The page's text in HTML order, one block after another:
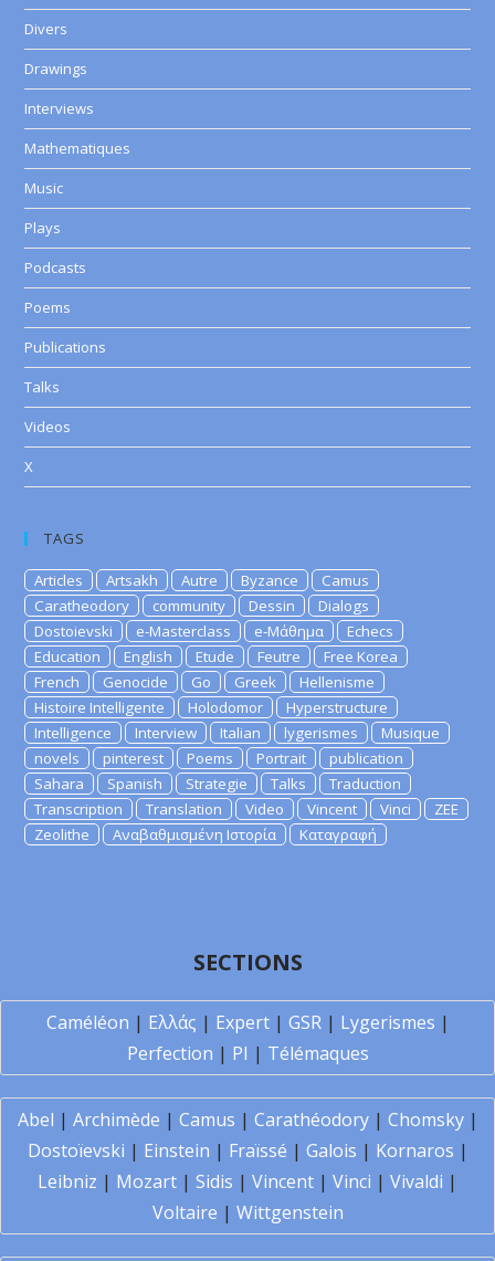
Divers
Drawings
Interviews
Mathematiques
Music
Plays
Podcasts
Poems
Publications
Talks
Videos
X
TAGS
Articles Artsakh Autre Byzance
Camus
Caratheodory
community Dessin
Dialogs
Dostoievski
e-Masterclass e-Μάθημα
Echecs
Education
English Etude Feutre
Free Korea
French
Genocide Go Greek
Hellenisme
Histoire Intelligente
Holodomor
Hyperstructure
Intelligence
Interview Italian lygerismes
Musique
novels
pinterest Poems Portrait
publication
Sahara
Spanish Strategie Talks
Traduction
Transcription
Translation Video Vincent Vinci
ZEE
Zeolithe
Αναβαθμισμένη Ιστορία Καταγραφή
SECTIONS
Caméléon | Ελλάς | Expert| GSR| Lygerismes |
Perfection | PI | Télémaques
Abel | Archimède | Camus | Carathéodory| Chomsky|
Dostoïevski | Einstein | Fraïssé | Galois | Kornaros |
Leibniz | Mozart | Sidis | Vincent | Vinci | Vivaldi |
Voltaire | Wittgenstein